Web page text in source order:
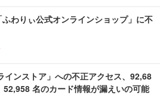
わりぃ公式オンラインショップ」に不
インストア」への不正アクセス、92,68
52,958 名のカード情報が漏えいの可能